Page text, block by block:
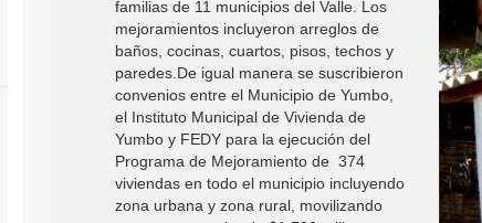
familias de 11 municipios del Valle. Los
mejoramientos incluyeron arreglos de
baños, cocinas, cuartos, pisos, techos y
paredes. De igual manera se suscribieron
convenios entre el Municipio de Yumbo,
el Instituto Municipal de Vivienda de
Yumbo y FEDY para la ejecución del
Programa de Mejoramiento de 374
viviendas en todo el municipio incluyendo
zona urbana y zona rural, movilizando